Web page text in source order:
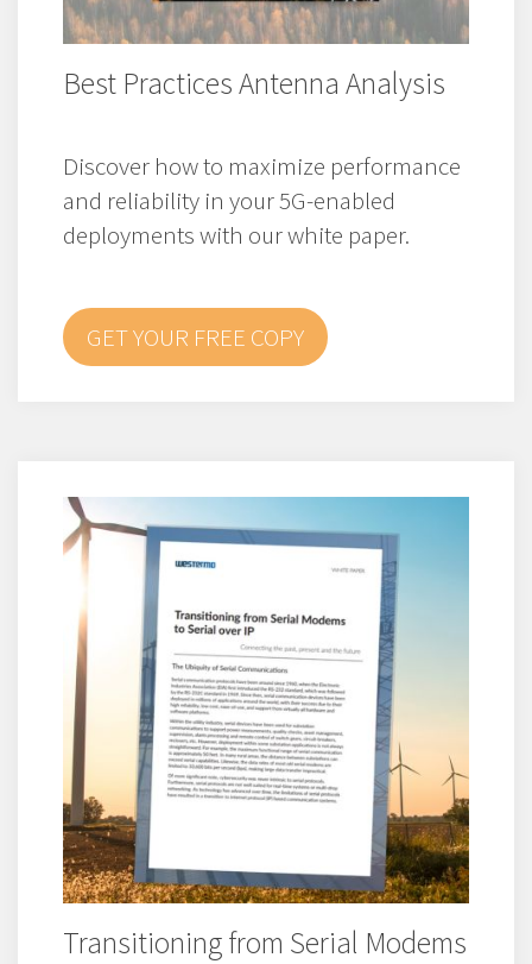
Best Practices Antenna Analysis
Discover how to maximize performance
and reliability in your 5G-enabled
deployments with our white paper.
GET YOUR FREE COPY
Transitioning from Serial Modems